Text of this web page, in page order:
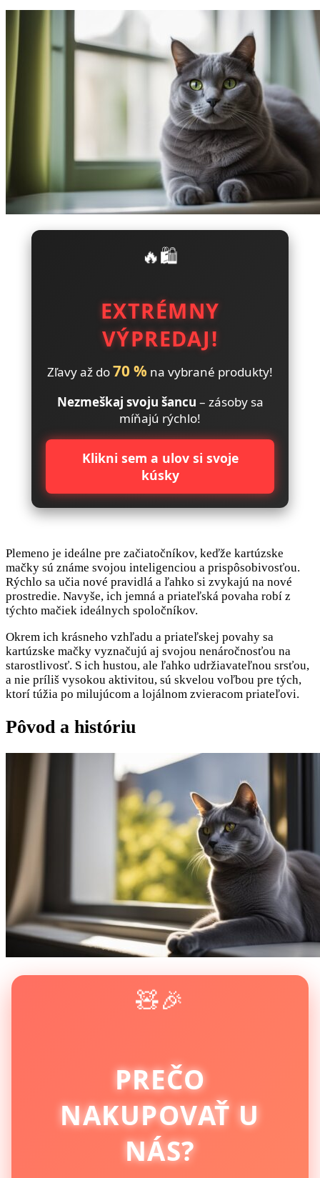
🔥🛍️
EXTRÉMNY
VÝPREDAJ!
Zľavy až do70 % na vybrané produkty!
Nezmeškaj svoju šancu – zásoby sa
míňajú rýchlo!
Klikni sem a ulov si svoje
kúsky
Plemeno je ideálne pre začiatočníkov, keďže kartúzske
mačky sú známe svojou inteligenciou a prispôsobivosťou.
Rýchlo sa učia nové pravidlá a ľahko si zvykajú na nové
prostredie. Navyše, ich jemná a priateľská povaha robí z
týchto mačiek ideálnych spoločníkov.
Okrem ich krásneho vzhľadu a priateľskej povahy sa
kartúzske mačky vyznačujú aj svojou nenáročnosťou na
starostlivosť. S ich hustou, ale ľahko udržiavateľnou srsťou,
a nie príliš vysokou aktivitou, sú skvelou voľbou pre tých,
ktorí túžia po milujúcom a lojálnom zvieracom priateľovi.
Pôvod a históriu
🧸🎉
PREČO
NAKUPOVAŤ U
NÁS?